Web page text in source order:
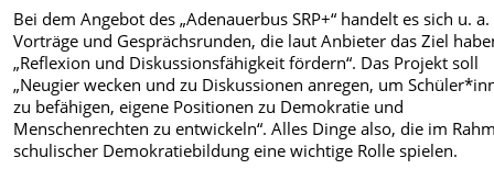
Bei dem Angebot des „Adenauerbus SRP+“ handelt es sich u.
Vorträge und Gesprächsrunden, die laut Anbieter das Ziel
„Reflexion und Diskussionsfähigkeit fördern“. Das Projekt soll
„Neugier wecken und zu Diskussionen anregen, um
zu befähigen, eigene Positionen zu Demokratie und
Menschenrechten zu entwickeln“. Alles Dinge also, die im
schulischer Demokratiebildung eine wichtige Rolle spielen.